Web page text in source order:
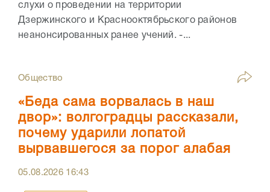
слухи о проведении на территории
Дзержинского и Краснооктябрьского районов
неанонсированных ранее учений. -...
Общество
«Беда сама ворвалась в наш
двор»: волгоградцы рассказали,
почему ударили лопатой
вырвавшегося за порог алабая
05.08.2026 16:43